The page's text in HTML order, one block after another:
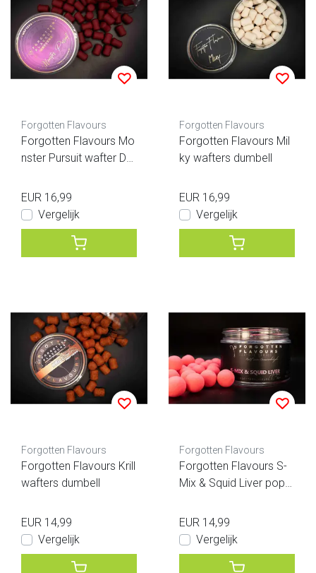
Forgotten Flavours
Forgotten Flavours Mo
nster Pursuit wafter Du
EUR 16,99
Vergelijk
Forgotten Flavours
Forgotten Flavours Mil
ky wafters dumbell
EUR 16,99
Vergelijk
Forgotten Flavours
Forgotten Flavours Krill
wafters dumbell
EUR 14,99
Vergelijk
Forgotten Flavours
Forgotten Flavours S-
Mix & Squid Liver pop-u
ergh
EUR 14,99
Vergelijk